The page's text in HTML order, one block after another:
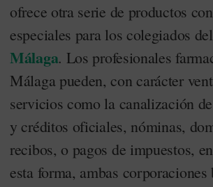
ofrece otra serie de productos
especiales para los colegiados del
Málaga. Los profesionales
Málaga pueden, con carácter
servicios como la canalización
y créditos oficiales, nóminas,
recibos, o pagos de impuestos,
esta forma, ambas corporaciones